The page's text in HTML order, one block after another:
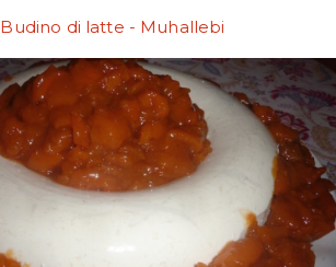
Budino di latte - Muhallebi